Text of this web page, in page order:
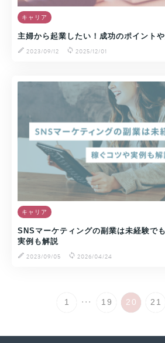
キャリア
主婦から起業したい！成功のポイント
2023/09/12
2025/12/01
キャリア
SNSマーケティングの副業は未経験で
実例も解説
2023/09/05
2026/04/24
1 ... 19 20 21